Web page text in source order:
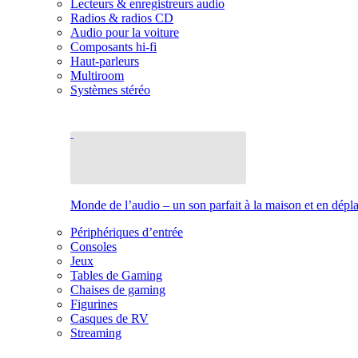
Lecteurs & enregistreurs audio
Radios & radios CD
Audio pour la voiture
Composants hi-fi
Haut-parleurs
Multiroom
Systèmes stéréo
Monde de l’audio – un son parfait à la maison et en
Périphériques d’entrée
Consoles
Jeux
Tables de Gaming
Chaises de gaming
Figurines
Casques de RV
Streaming